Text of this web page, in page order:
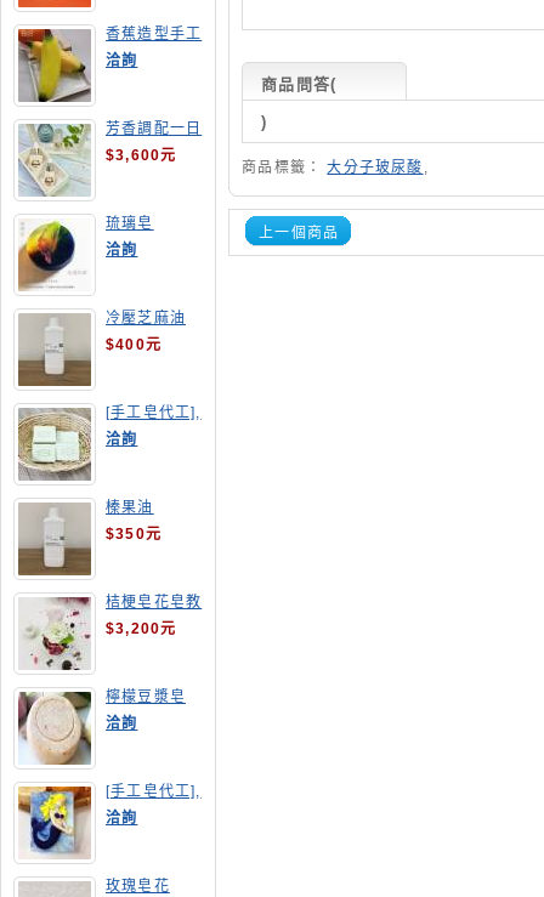
香蕉造型手工
皂
洽詢
芳香調配一日
班
$3,600元
琉璃皂
洽詢
冷壓芝麻油
$400元
[手工皂代工],
酪梨手工皂
洽詢
榛果油
$350元
桔梗皂花皂教
學
$3,200元
檸檬豆漿皂
(溫潤手感皂)
洽詢
[手工皂代工],
美人魚手工皂
洽詢
玫瑰皂花
商品問答(
)
商品標籤：大分子玻尿酸 ,
上一個商品